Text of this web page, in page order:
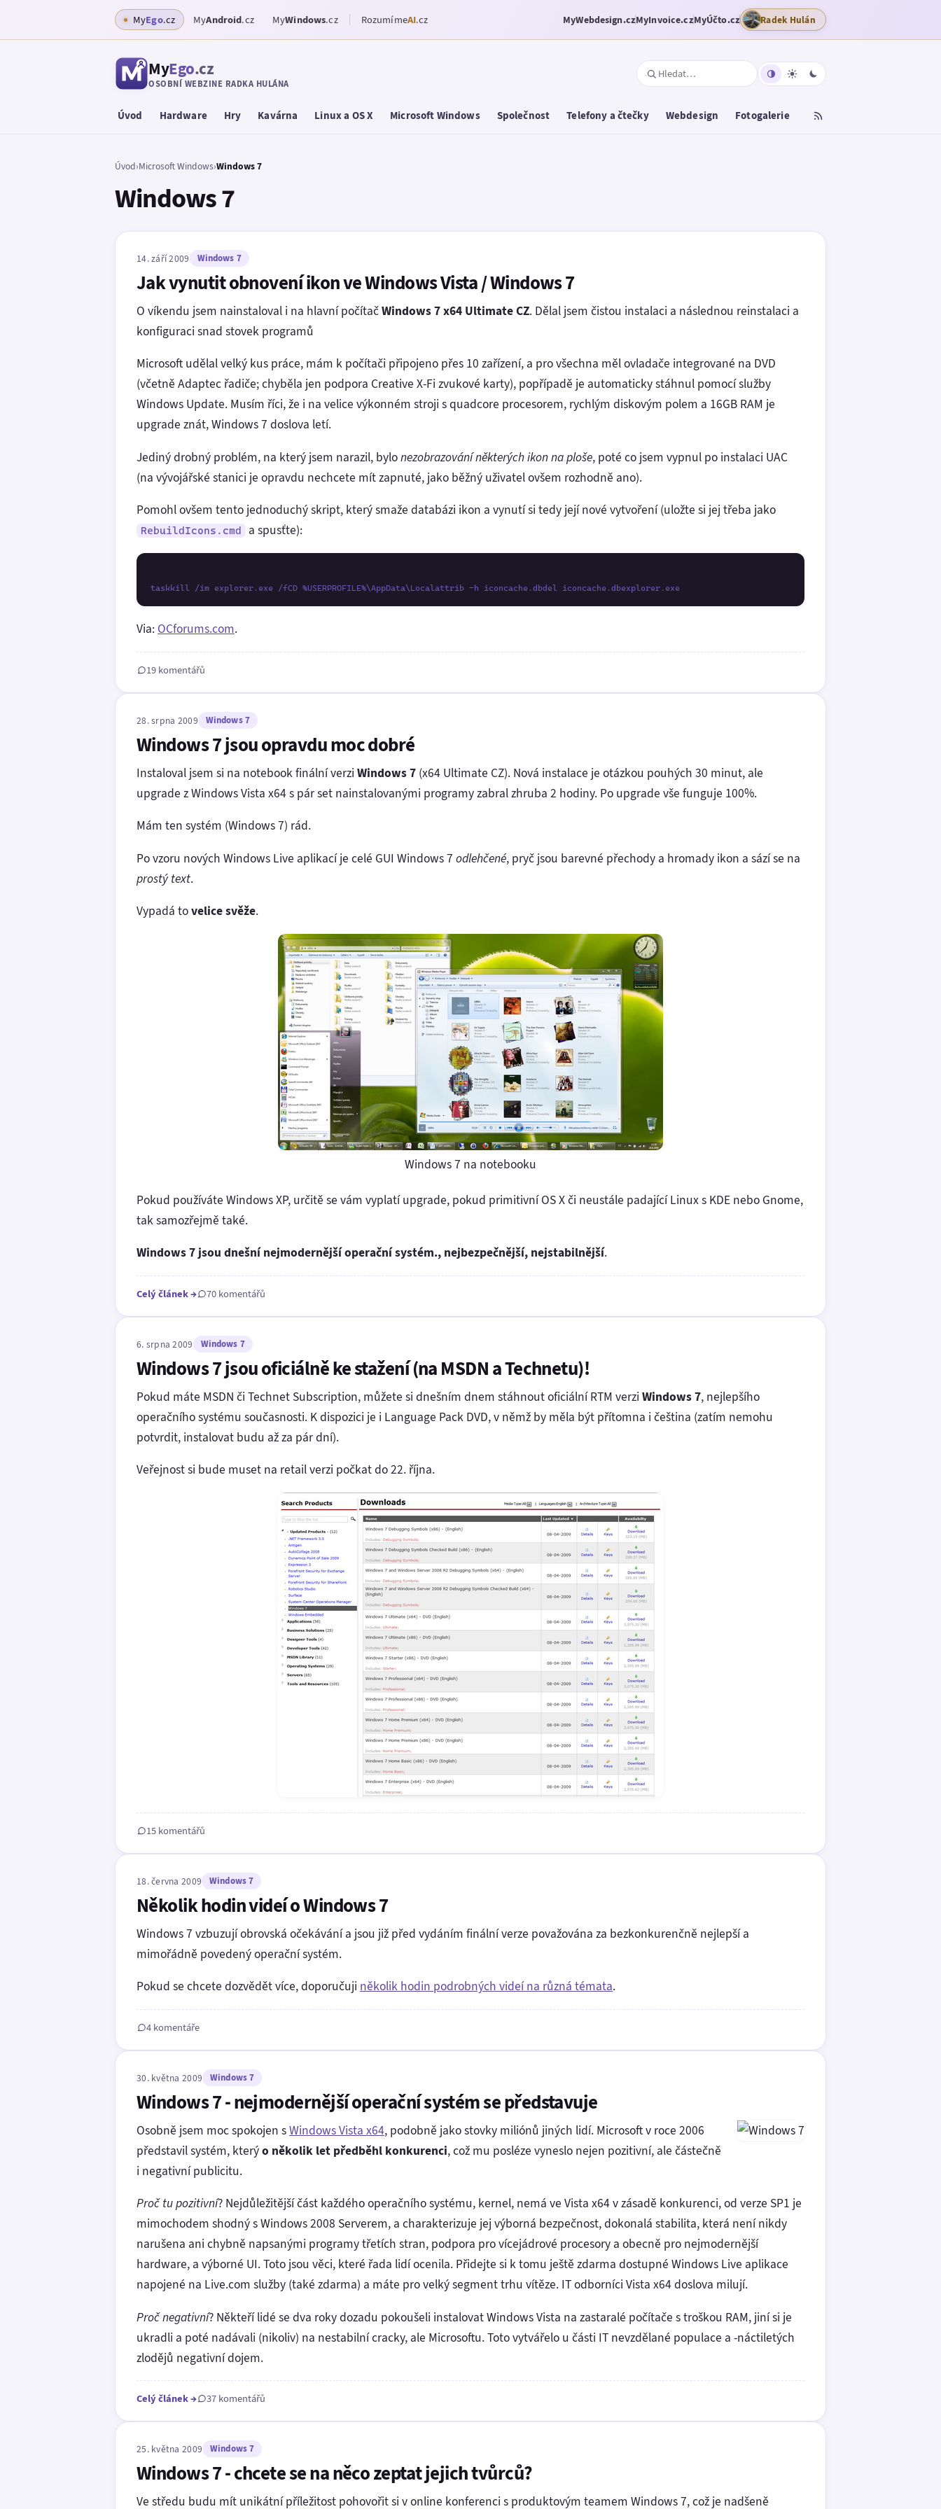
MyEgo.cz MyAndroid.cz MyWindows.cz RozumímeAI.cz MyWebdesign.czMyInvoice.czMyÚčto.cz Radek Hulán
MyEgo.cz
OSOBNÍ WEBZINE RADKA HULÁNA
Úvod Hardware Hry Kavárna Linux a OS X Microsoft Windows Společnost Telefony a čtečky Webdesign Fotogalerie
Úvod›Microsoft Windows›Windows 7
Windows 7
14. září 2009 Windows 7
Jak vynutit obnovení ikon ve Windows Vista / Windows 7
O víkendu jsem nainstaloval i na hlavní počítačWindows 7 x64 Ultimate CZ. Dělal jsem čistou instalaci a následnou reinstalaci a
konfiguraci snad stovek programů
Microsoft udělal velký kus práce, mám k počítači připojeno přes 10 zařízení, a pro všechna měl ovladače integrované na DVD
(včetně Adaptec řadiče; chyběla jen podpora Creative X-Fi zvukové karty), popřípadě je automaticky stáhnul pomocí služby
Windows Update. Musím říci, že i na velice výkonném stroji s quadcore procesorem, rychlým diskovým polem a 16GB RAM je
upgrade znát, Windows 7 doslova letí.
Jediný drobný problém, na který jsem narazil, bylonezobrazování některých ikon na ploše, poté co jsem vypnul po instalaci UAC
(na vývojářské stanici je opravdu nechcete mít zapnuté, jako běžný uživatel ovšem rozhodně ano).
Pomohl ovšem tento jednoduchý skript, který smaže databázi ikon a vynutí si tedy její nové vytvoření (uložte si jej třeba jako
RebuildIcons.cmd a spusťte):
Via: OCforums.com.
19 komentářů
28. srpna 2009 Windows 7
Windows 7 jsou opravdu moc dobré
Instaloval jsem si na notebook finální verzi Windows 7 (x64 Ultimate CZ). Nová instalace je otázkou pouhých 30 minut, ale
upgrade z Windows Vista x64 s pár set nainstalovanými programy zabral zhruba 2 hodiny. Po upgrade vše funguje 100%.
Mám ten systém (Windows 7) rád.
Po vzoru nových Windows Live aplikací je celé GUI Windows 7 odlehčené, pryč jsou barevné přechody a hromady ikon a sází se na
prostý text.
Vypadá tovelice svěže.
Windows 7 na notebooku
Pokud používáte Windows XP, určitě se vám vyplatí upgrade, pokud primitivní OS X či neustále padající Linux s KDE nebo Gnome,
tak samozřejmě také.
Windows 7 jsou dnešní nejmodernější operační systém., nejbezpečnější, nejstabilnější.
Celý článek→ 70 komentářů
6. srpna 2009 Windows 7
Windows 7 jsou oficiálně ke stažení (na MSDN a Technetu)!
Pokud máte MSDN či Technet Subscription, můžete si dnešním dnem stáhnout oficiální RTM verzi Windows 7, nejlepšího
operačního systému současnosti. K dispozici je i Language Pack DVD, v němž by měla být přítomna i čeština (zatím nemohu
potvrdit, instalovat budu až za pár dní).
Veřejnost si bude muset na retail verzi počkat do 22. října.
15 komentářů
18. června 2009 Windows 7
Několik hodin videí o Windows 7
Windows 7 vzbuzují obrovská očekávání a jsou již před vydáním finální verze považována za bezkonkurenčně nejlepší a
mimořádně povedený operační systém.
Pokud se chcete dozvědět více, doporučuji několik hodin podrobných videí na různá témata.
4 komentáře
30. května 2009 Windows 7
Windows 7 - nejmodernější operační systém se představuje
Osobně jsem moc spokojen sWindows Vista x64, podobně jako stovky miliónů jiných lidí. Microsoft v roce 2006
představil systém, kterýo několik let předběhl konkurenci, což mu posléze vyneslo nejen pozitivní, ale částečně
i negativní publicitu.
Proč tu pozitivní? Nejdůležitější část každého operačního systému, kernel, nemá ve Vista x64 v zásadě konkurenci, od verze SP1 je
mimochodem shodný s Windows 2008 Serverem, a charakterizuje jej výborná bezpečnost, dokonalá stabilita, která není nikdy
narušena ani chybně napsanými programy třetích stran, podpora pro vícejádrové procesory a obecně pro nejmodernější
hardware, a výborné UI. Toto jsou věci, které řada lidí ocenila. Přidejte si k tomu ještě zdarma dostupné Windows Live aplikace
napojené na Live.com služby (také zdarma) a máte pro velký segment trhu vítěze. IT odborníci Vista x64 doslova milují.
Proč negativní? Někteří lidé se dva roky dozadu pokoušeli instalovat Windows Vista na zastaralé počítače s troškou RAM, jiní si je
ukradli a poté nadávali (nikoliv) na nestabilní cracky, ale Microsoftu. Toto vytvářelo u části IT nevzdělané populace a -náctiletých
zlodějů negativní dojem.
Celý článek→ 37 komentářů
25. května 2009 Windows 7
Windows 7 - chcete se na něco zeptat jejich tvůrců?
Ve středu budu mít unikátní příležitost pohovořit si v online konferenci s produktovým teamem Windows 7, což je nadšeně